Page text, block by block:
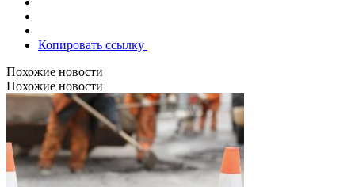
Копировать ссылку
Похожие новости
Похожие новости